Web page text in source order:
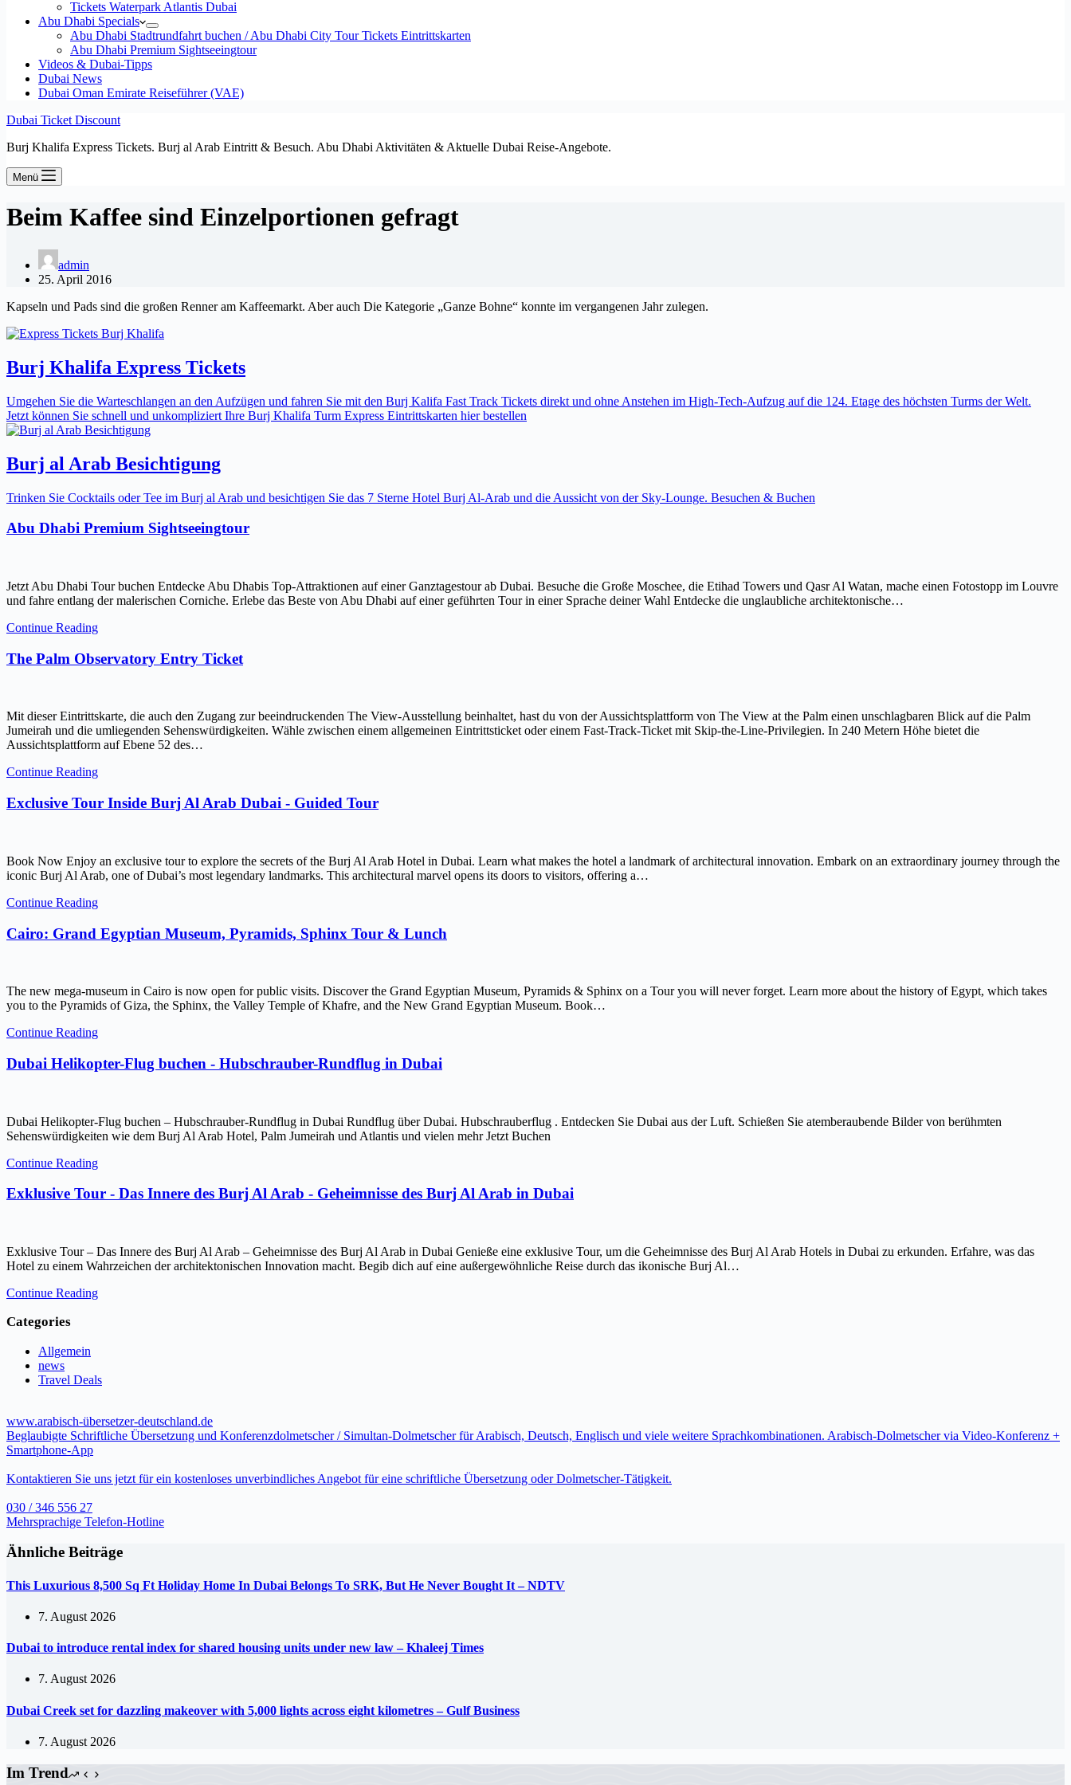
Tickets Waterpark Atlantis Dubai
Abu Dhabi Specials
Abu Dhabi Stadtrundfahrt buchen / Abu Dhabi City Tour Tickets Eintrittskarten
Abu Dhabi Premium Sightseeingtour
Videos & Dubai-Tipps
Dubai News
Dubai Oman Emirate Reiseführer (VAE)
Dubai Ticket Discount
Burj Khalifa Express Tickets. Burj al Arab Eintritt & Besuch. Abu Dhabi Aktivitäten & Aktuelle Dubai Reise-Angebote.
Menü
Beim Kaffee sind Einzelportionen gefragt
admin
25. April 2016
Kapseln und Pads sind die großen Renner am Kaffeemarkt. Aber auch Die Kategorie „Ganze Bohne“ konnte im vergangenen Jahr zulegen.
Burj Khalifa Express Tickets
Umgehen Sie die Warteschlangen an den Aufzügen und fahren Sie mit den Burj Kalifa Fast Track Tickets direkt und ohne Anstehen im High-Tech-Aufzug auf die 124. Etage des höchsten Turms der Welt.
Jetzt können Sie schnell und unkompliziert Ihre Burj Khalifa Turm Express Eintrittskarten hier bestellen
Burj al Arab Besichtigung
Trinken Sie Cocktails oder Tee im Burj al Arab und besichtigen Sie das 7 Sterne Hotel Burj Al-Arab und die Aussicht von der Sky-Lounge. Besuchen & Buchen
Abu Dhabi Premium Sightseeingtour
Jetzt Abu Dhabi Tour buchen Entdecke Abu Dhabis Top-Attraktionen auf einer Ganztagestour ab Dubai. Besuche die Große Moschee, die Etihad Towers und Qasr Al Watan, mache einen Fotostopp im Louvre
und fahre entlang der malerischen Corniche. Erlebe das Beste von Abu Dhabi auf einer geführten Tour in einer Sprache deiner Wahl Entdecke die unglaubliche architektonische…
Continue Reading
The Palm Observatory Entry Ticket
Mit dieser Eintrittskarte, die auch den Zugang zur beeindruckenden The View-Ausstellung beinhaltet, hast du von der Aussichtsplattform von The View at the Palm einen unschlagbaren Blick auf die Palm
Jumeirah und die umliegenden Sehenswürdigkeiten. Wähle zwischen einem allgemeinen Eintrittsticket oder einem Fast-Track-Ticket mit Skip-the-Line-Privilegien. In 240 Metern Höhe bietet die
Aussichtsplattform auf Ebene 52 des…
Continue Reading
Exclusive Tour Inside Burj Al Arab Dubai - Guided Tour
Book Now Enjoy an exclusive tour to explore the secrets of the Burj Al Arab Hotel in Dubai. Learn what makes the hotel a landmark of architectural innovation. Embark on an extraordinary journey through the
iconic Burj Al Arab, one of Dubai’s most legendary landmarks. This architectural marvel opens its doors to visitors, offering a…
Continue Reading
Cairo: Grand Egyptian Museum, Pyramids, Sphinx Tour & Lunch
The new mega-museum in Cairo is now open for public visits. Discover the Grand Egyptian Museum, Pyramids & Sphinx on a Tour you will never forget. Learn more about the history of Egypt, which takes
you to the Pyramids of Giza, the Sphinx, the Valley Temple of Khafre, and the New Grand Egyptian Museum. Book…
Continue Reading
Dubai Helikopter-Flug buchen - Hubschrauber-Rundflug in Dubai
Dubai Helikopter-Flug buchen – Hubschrauber-Rundflug in Dubai Rundflug über Dubai. Hubschrauberflug . Entdecken Sie Dubai aus der Luft. Schießen Sie atemberaubende Bilder von berühmten
Sehenswürdigkeiten wie dem Burj Al Arab Hotel, Palm Jumeirah und Atlantis und vielen mehr Jetzt Buchen
Continue Reading
Exklusive Tour - Das Innere des Burj Al Arab - Geheimnisse des Burj Al Arab in Dubai
Exklusive Tour – Das Innere des Burj Al Arab – Geheimnisse des Burj Al Arab in Dubai Genieße eine exklusive Tour, um die Geheimnisse des Burj Al Arab Hotels in Dubai zu erkunden. Erfahre, was das
Hotel zu einem Wahrzeichen der architektonischen Innovation macht. Begib dich auf eine außergewöhnliche Reise durch das ikonische Burj Al…
Continue Reading
Categories
Allgemein
news
Travel Deals
www.arabisch-übersetzer-deutschland.de
Beglaubigte Schriftliche Übersetzung und Konferenzdolmetscher / Simultan-Dolmetscher für Arabisch, Deutsch, Englisch und viele weitere Sprachkombinationen. Arabisch-Dolmetscher via Video-Konferenz +
Smartphone-App
Kontaktieren Sie uns jetzt für ein kostenloses unverbindliches Angebot für eine schriftliche Übersetzung oder Dolmetscher-Tätigkeit.
030 / 346 556 27
Mehrsprachige Telefon-Hotline
Ähnliche Beiträge
This Luxurious 8,500 Sq Ft Holiday Home In Dubai Belongs To SRK, But He Never Bought It – NDTV
7. August 2026
Dubai to introduce rental index for shared housing units under new law – Khaleej Times
7. August 2026
Dubai Creek set for dazzling makeover with 5,000 lights across eight kilometres – Gulf Business
7. August 2026
Im Trend